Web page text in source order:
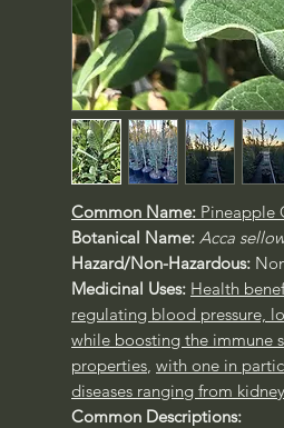
Common Name: Pineapple
Botanical Name: Acca
Hazard/Non-Hazardous:
Medicinal Uses: Health
regulating blood pressure,
while boosting the immune
properties, with one in
diseases ranging from
Common Descriptions: